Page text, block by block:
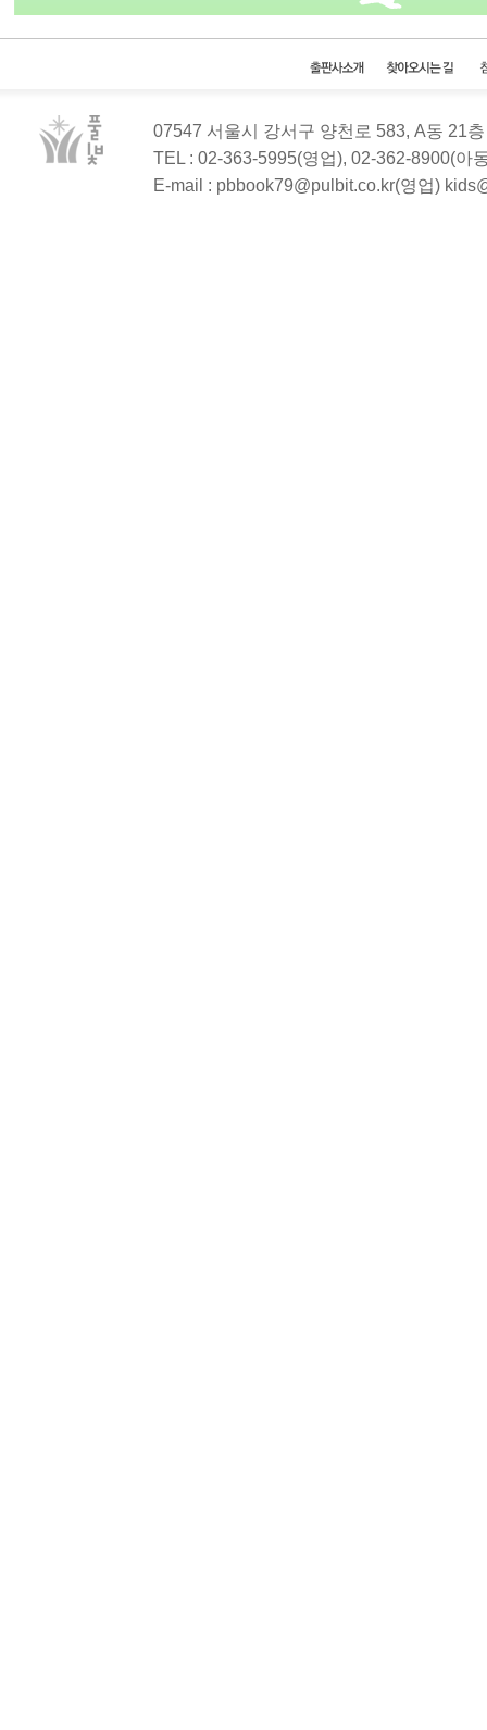
07547 서울시 강서구 양천로 583, A동 21
TEL : 02-363-5995(영업), 02-362-8900(아
E-mail : pbbook79@pulbit.co.kr(영업)